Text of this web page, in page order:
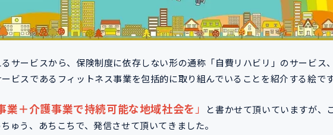
サービスから、保険制度に依存しない形の通称「自費リハビリ」のサービス
ビスであるフィットネス事業を包括的に取り組んでいることを紹介する絵で
業＋介護事業で持続可能な地域社会を 」
と書かせて頂いていますが、
ゅう、あちこちで、発信させて頂いてきました。